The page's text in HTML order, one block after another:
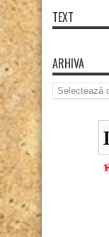
TEXT
ARHIVA
Arhiva